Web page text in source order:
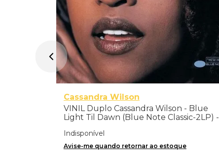
Cassandra Wilson
VINIL Duplo Cassandra Wilson - Blue
Light Til Dawn (Blue Note Classic-2LP) -
Indisponível
Avise-me quando retornar ao estoque